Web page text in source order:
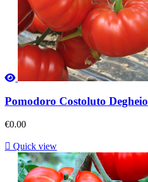
Pomodoro Costoluto Degheio
€0.00
 Quick view